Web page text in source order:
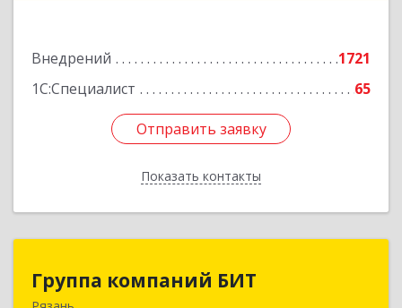
Внедрений
1721
1С:Специалист
65
Отправить заявку
Показать контакты
Подробнее
Отправить заявку
Назад
Группа компаний БИТ
Группа компаний БИТ